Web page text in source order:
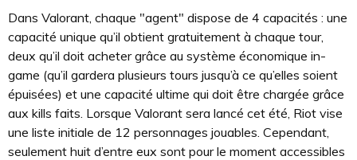
Dans Valorant, chaque "agent" dispose de 4 capacités : une
capacité unique qu’il obtient gratuitement à chaque tour,
deux qu’il doit acheter grâce au système économique in-
game (qu’il gardera plusieurs tours jusqu’à ce qu’elles soient
épuisées) et une capacité ultime qui doit être chargée grâce
aux kills faits. Lorsque Valorant sera lancé cet été, Riot vise
une liste initiale de 12 personnages jouables. Cependant,
seulement huit d’entre eux sont pour le moment accessibles